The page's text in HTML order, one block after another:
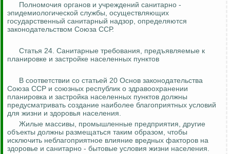
Полномочия органов и учреждений санитарно -
эпидемиологической службы, осуществляющих
государственный санитарный надзор, определяются
законодательством Союза ССР.
Статья 24. Санитарные требования, предъявляемые к
планировке и застройке населенных пунктов
В соответствии со статьей 20 Основ законодательства
Союза ССР и союзных республик о здравоохранении
планировка и застройка населенных пунктов должны
предусматривать создание наиболее благоприятных условий
для жизни и здоровья населения.
Жилые массивы, промышленные предприятия, другие
объекты должны размещаться таким образом, чтобы
исключить неблагоприятное влияние вредных факторов на
здоровье и санитарно - бытовые условия жизни населения.